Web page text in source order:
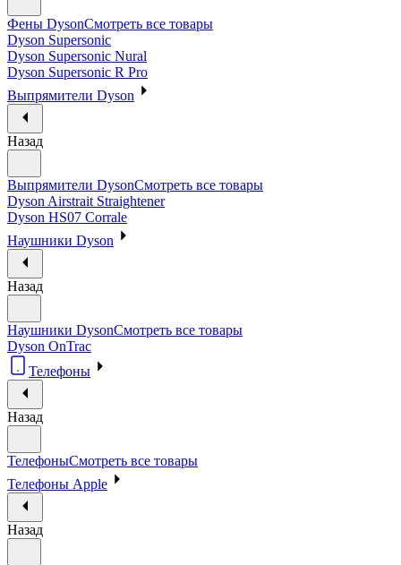
Фены DysonСмотреть все товары
Dyson Supersonic
Dyson Supersonic Nural
Dyson Supersonic R Pro
Выпрямители Dyson
Назад
Выпрямители DysonСмотреть все товары
Dyson Airstrait Straightener
Dyson HS07 Corrale
Наушники Dyson
Назад
Наушники DysonСмотреть все товары
Dyson OnTrac
Телефоны
Назад
ТелефоныСмотреть все товары
Телефоны Apple
Назад